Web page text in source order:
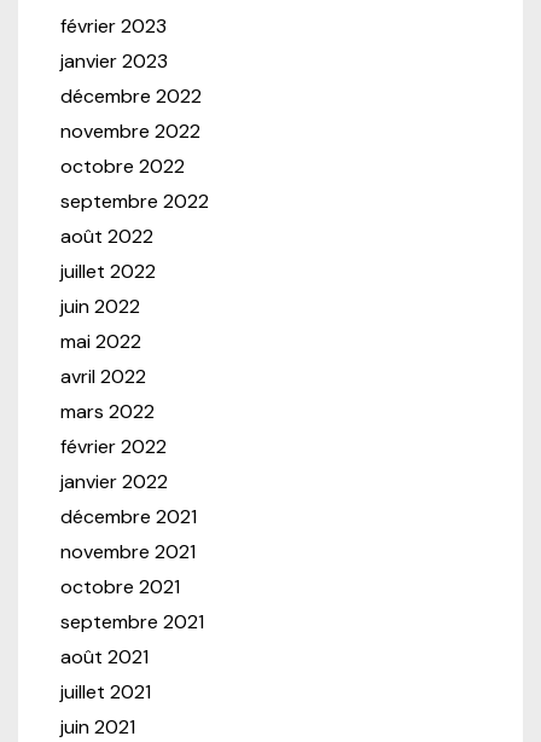
février 2023
janvier 2023
décembre 2022
novembre 2022
octobre 2022
septembre 2022
août 2022
juillet 2022
juin 2022
mai 2022
avril 2022
mars 2022
février 2022
janvier 2022
décembre 2021
novembre 2021
octobre 2021
septembre 2021
août 2021
juillet 2021
juin 2021